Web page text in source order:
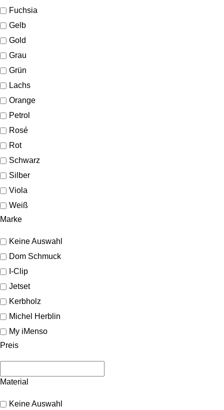
Fuchsia
Gelb
Gold
Grau
Grün
Lachs
Orange
Petrol
Rosé
Rot
Schwarz
Silber
Viola
Weiß
Marke
Keine Auswahl
Dom Schmuck
I-Clip
Jetset
Kerbholz
Michel Herblin
My iMenso
Preis
Material
Keine Auswahl